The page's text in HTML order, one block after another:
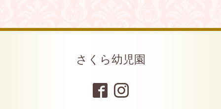
さくら幼児園